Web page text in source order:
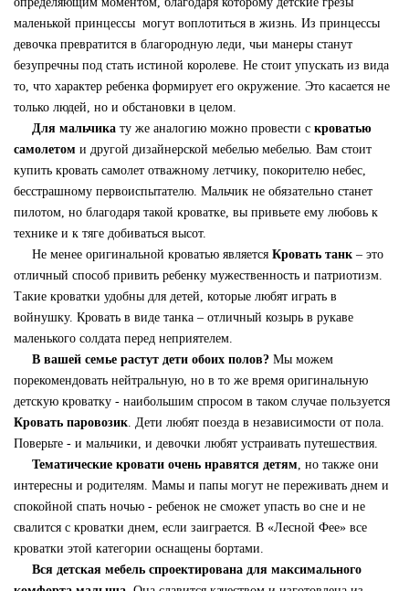
маленькой принцессы могут воплотиться в жизнь. Из принцессы
девочка превратится в благородную леди, чьи манеры станут
безупречны под стать истиной королеве. Не стоит упускать из вида
то, что характер ребенка формирует его окружение. Это касается не
только людей, но и обстановки в целом.
Для мальчика ту же аналогию можно провести с кроватью
самолетом и другой дизайнерской мебелью мебелью. Вам стоит
купить кровать самолет отважному летчику, покорителю небес,
бесстрашному первоиспытателю. Мальчик не обязательно станет
пилотом, но благодаря такой кроватке, вы привьете ему любовь к
технике и к тяге добиваться высот.
Не менее оригинальной кроватью является Кровать танк – это
отличный способ привить ребенку мужественность и патриотизм.
Такие кроватки удобны для детей, которые любят играть в
войнушку. Кровать в виде танка – отличный козырь в рукаве
маленького солдата перед неприятелем.
В вашей семье растут дети обоих полов? Мы можем
порекомендовать нейтральную, но в то же время оригинальную
детскую кроватку - наибольшим спросом в таком случае пользуется
Кровать паровозик . Дети любят поезда в независимости от пола.
Поверьте - и мальчики, и девочки любят устраивать путешествия.
Тематические кровати очень нравятся детям , но также они
интересны и родителям. Мамы и папы могут не переживать днем и
спокойной спать ночью - ребенок не сможет упасть во сне и не
свалится с кроватки днем, если заиграется. В «Лесной Фее» все
кроватки этой категории оснащены бортами.
Вся детская мебель спроектирована для максимального